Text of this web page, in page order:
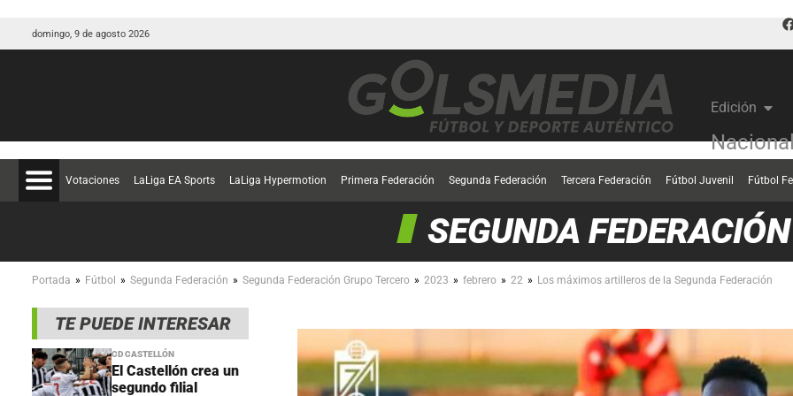
domingo, 9 de agosto 2026
Edición
Votaciones LaLiga EA Sports LaLiga Hypermotion Primera Federación Segunda Federación Tercera Federación Fútbol Juvenil Fútbol
SEGUNDA FEDERACIÓN
Portada » Fútbol » Segunda Federación » Segunda Federación Grupo Tercero » 2023 » febrero » 22 » Los máximos artilleros de la Segunda Federación
TE PUEDE INTERESAR
CD CASTELLÓN
El Castellón crea un
segundo filial